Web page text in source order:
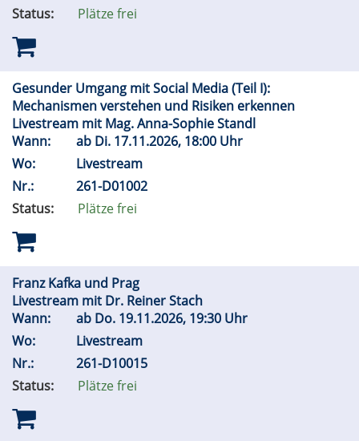
Status:
Plätze frei
Gesunder Umgang mit Social Media (Teil I):
Mechanismen verstehen und Risiken erkennen
Livestream mit Mag. Anna-Sophie Standl
Wann:
ab Di. 17.11.2026, 18:00 Uhr
Wo:
Livestream
Nr.:
261-D01002
Status:
Plätze frei
Franz Kafka und Prag
Livestream mit Dr. Reiner Stach
Wann:
ab Do. 19.11.2026, 19:30 Uhr
Wo:
Livestream
Nr.:
261-D10015
Status:
Plätze frei